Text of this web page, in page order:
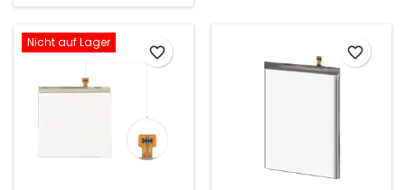
Nicht auf Lager
favorite_border favorite_border